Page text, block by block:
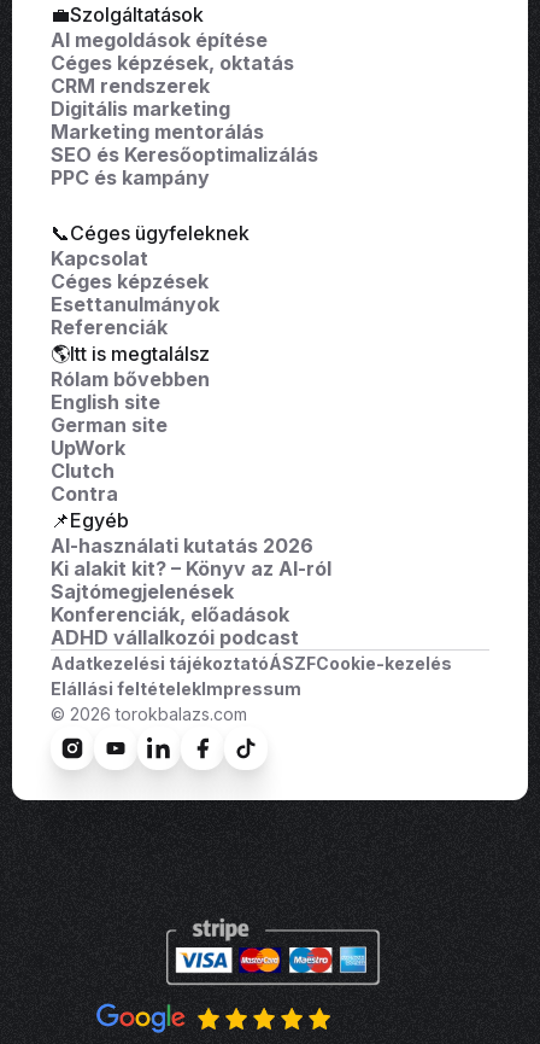
💼Szolgáltatások
AI megoldások építése
Céges képzések, oktatás
CRM rendszerek
Digitális marketing
Marketing mentorálás
SEO és Keresőoptimalizálás
PPC és kampány
📞Céges ügyfeleknek
Kapcsolat
Céges képzések
Esettanulmányok
Referenciák
🌎Itt is megtalálsz
Rólam bővebben
English site
German site
UpWork
Clutch
Contra
📌Egyéb
AI-használati kutatás 2026
Ki alakit kit? – Könyv az AI-ról
Sajtómegjelenések
Konferenciák, előadások
ADHD vállalkozói podcast
Adatkezelési tájékoztatóÁSZFCookie-kezelés
Elállási feltételekImpressum
© 2026 torokbalazs.com